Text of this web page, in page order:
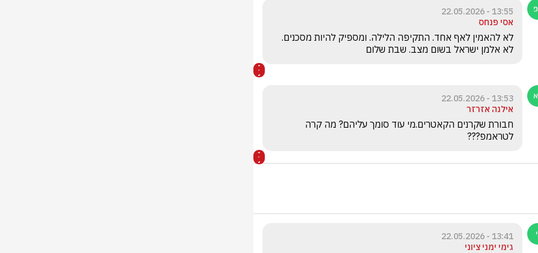
13:55 - 22.05.2026
אסי פנחס
לא אלמן ישראל בשום מצב. שבת שלום
13:53 - 22.05.2026
אילנה אזרזר
לטראמפ???
13:41 - 22.05.2026
גימי ימני ציוני